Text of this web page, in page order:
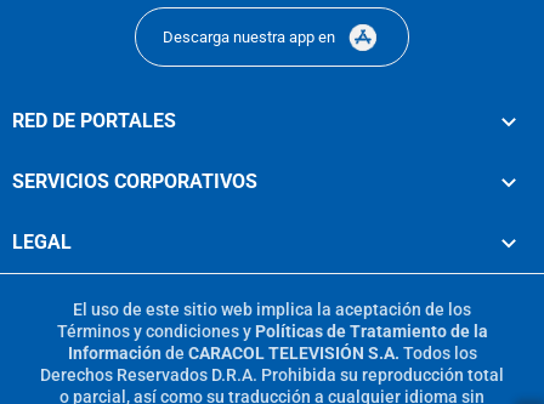
Descarga nuestra app en
RED DE PORTALES
SERVICIOS CORPORATIVOS
LEGAL
El uso de este sitio web implica la aceptación de los
Términos y condicionesy Políticas de Tratamiento de la
Información de CARACOL TELEVISIÓN S.A. Todos los
Derechos Reservados D.R.A. Prohibida su reproducción total
o parcial, así como su traducción a cualquier idioma sin